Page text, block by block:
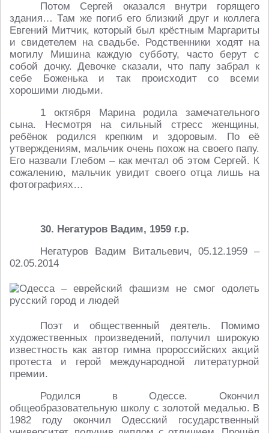
Потом Сергей оказался внутри горящего
здания… Там же погиб его близкий друг и коллега
Евгений Митчик, который был крёстным Маргариты
и свидетелем на свадьбе. Родственники ходят на
могилу Мишина каждую субботу, часто берут с
собой дочку. Девочке сказали, что папу забрал к
себе Боженька и так происходит со всеми
хорошими людьми.
1 октября Марина родила замечательного
сына. Несмотря на сильный стресс женщины,
ребёнок родился крепким и здоровым. По её
утверждениям, мальчик очень похож на своего папу.
Его назвали Глебом – как мечтал об этом Сергей. К
сожалению, мальчик увидит своего отца лишь на
фотографиях…
30. Негатуров Вадим, 1959 г.р.
Негатуров Вадим Витальевич, 05.12.1959 –
02.05.2014
Поэт и общественный деятель. Помимо
художественных произведений, получил широкую
известность как автор гимна пророссийских акций
протеста и герой международной литературной
премии.
Родился в Одессе. Окончил
общеобразовательную школу с золотой медалью. В
1982 году окончил Одесский государственный